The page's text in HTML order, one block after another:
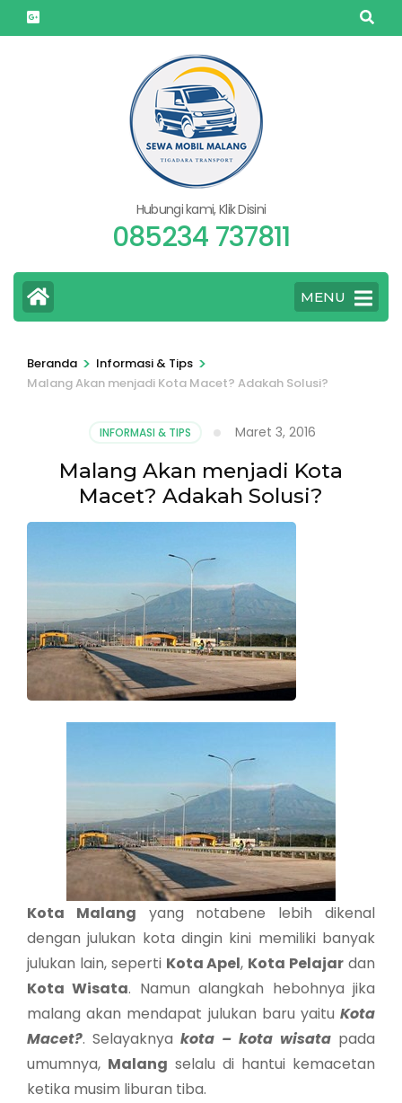
Lompat
ke
Hubungi kami, Klik Disini
085234 737811
MENU
Beranda > Informasi & Tips >
Malang Akan menjadi Kota Macet? Adakah Solusi?
INFORMASI & TIPS Maret 3, 2016
Malang Akan menjadi Kota
Macet? Adakah Solusi?
Kota Malang yang notabene lebih dikenal
dengan julukan kota dingin kini memiliki banyak
julukan lain, seperti Kota Apel, Kota Pelajar dan
Kota Wisata. Namun alangkah hebohnya jika
malang akan mendapat julukan baru yaitu Kota
Macet?. Selayaknya kota – kota wisata pada
umumnya, Malang selalu di hantui kemacetan
ketika musim liburan tiba.